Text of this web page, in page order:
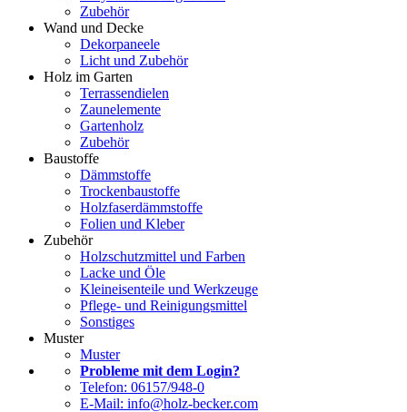
Zubehör
Wand und Decke
Dekorpaneele
Licht und Zubehör
Holz im Garten
Terrassendielen
Zaunelemente
Gartenholz
Zubehör
Baustoffe
Dämmstoffe
Trockenbaustoffe
Holzfaserdämmstoffe
Folien und Kleber
Zubehör
Holzschutzmittel und Farben
Lacke und Öle
Kleineisenteile und Werkzeuge
Pflege- und Reinigungsmittel
Sonstiges
Muster
Muster
Probleme mit dem Login?
Telefon: 06157/948-0
E-Mail: info@holz-becker.com